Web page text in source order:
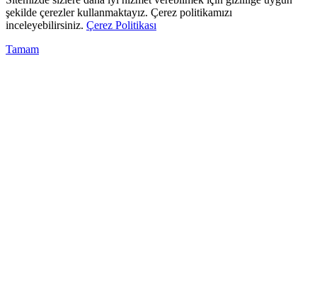
şekilde çerezler kullanmaktayız. Çerez politikamızı
inceleyebilirsiniz. Çerez Politikası
Tamam